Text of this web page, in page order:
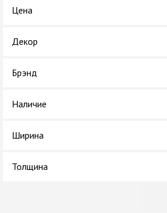
Цена
Декор
Брэнд
Наличие
Ширина
Толщина